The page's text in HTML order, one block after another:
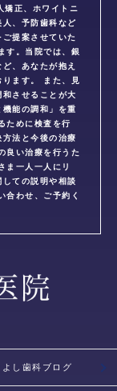
矯正、ホワイトニ
、予防歯科など
提案させていた
す。当院では、銀
、あなたが抱え
ります。 また、見
させることが大
能の調和」を重
ために検査を行
法と今後の治療
良い治療を行うた
ま一人一人にリ
ての説明や相談
合わせ、ご予約く
よし歯科ブログ